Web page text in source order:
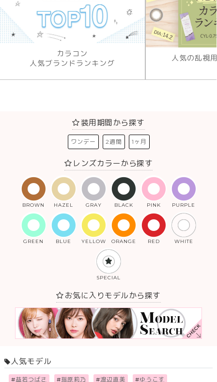
カラコン
人気ブランドランキング
人気の乱視
装用期間から探す
ワンデー 2週間 1ヶ月
レンズカラーから探す
BROWN HAZEL GRAY BLACK PINK PURPLE
GREEN BLUE YELLOW ORANGE RED WHITE
SPECIAL
お気に入りモデルから探す
人気モデル
#益若つばさ #指原莉乃 #渡辺直美 #ゆうこす